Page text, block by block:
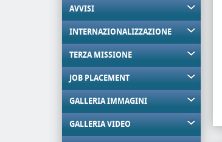
AVVISI
INTERNAZIONALIZZAZIONE
TERZA MISSIONE
JOB PLACEMENT
GALLERIA IMMAGINI
GALLERIA VIDEO